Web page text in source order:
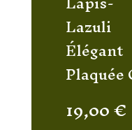
Lazuli
Élégant
Plaquée
19,00€